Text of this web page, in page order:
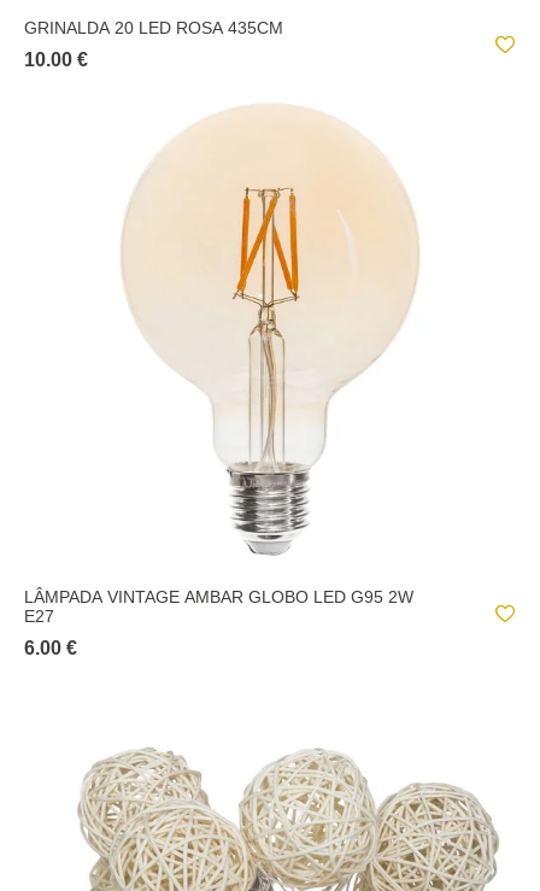
GRINALDA 20 LED ROSA 435CM
10.00 €
LÂMPADA VINTAGE AMBAR GLOBO LED G95 2W
E27
6.00 €